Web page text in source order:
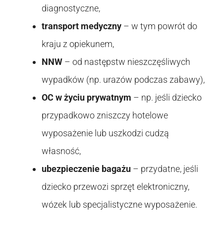
diagnostyczne,
transport medyczny – w tym powrót do
kraju z opiekunem,
NNW – od następstw nieszczęśliwych
wypadków (np. urazów podczas zabawy),
OC w życiu prywatnym – np. jeśli dziecko
przypadkowo zniszczy hotelowe
wyposażenie lub uszkodzi cudzą
własność,
ubezpieczenie bagażu – przydatne, jeśli
dziecko przewozi sprzęt elektroniczny,
wózek lub specjalistyczne wyposażenie.